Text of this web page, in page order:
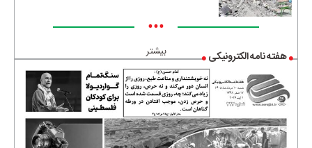
•••
بیشتر هفته نامه الکترونیکی